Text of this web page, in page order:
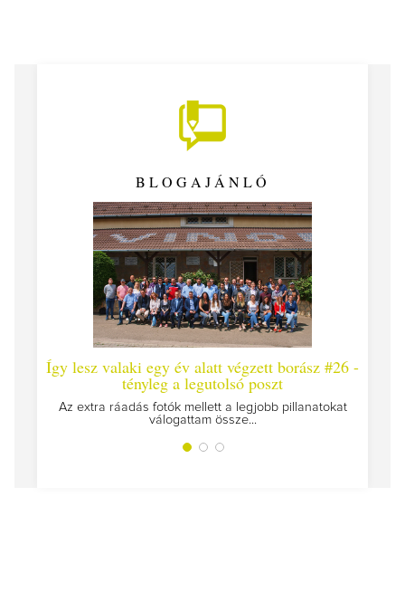
BLOGAJÁNLÓ
#26 - Így lesz valaki egy év alatt végzett borász #25
Megírtuk a modulzáró vizsgákat, már lázasan készülünk
az utolsó...